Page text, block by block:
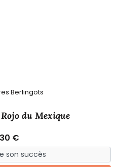
Berlingots
du Mexique
€